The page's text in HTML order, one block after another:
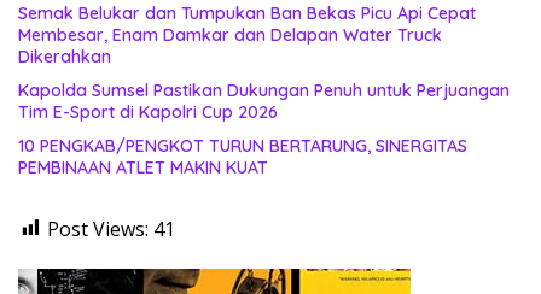
Semak Belukar dan Tumpukan Ban Bekas Picu Api Cepat
Membesar, Enam Damkar dan Delapan Water Truck
Dikerahkan
Kapolda Sumsel Pastikan Dukungan Penuh untuk Perjuangan
Tim E-Sport di Kapolri Cup 2026
10 PENGKAB/PENGKOT TURUN BERTARUNG, SINERGITAS
PEMBINAAN ATLET MAKIN KUAT
Post Views: 41